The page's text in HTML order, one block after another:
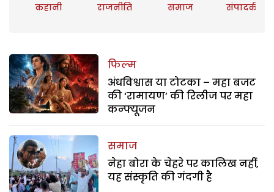
कहानी राजनीति समाज संपादकीय
फिल्म
अंधविश्वास या टोटका – महा बजट
की ‘रामायण’ की रिलीज पर महा
कन्फ्यूजन
समाज
नेहा बोरा के चेहरे पर कालिख नहीं,
यह संस्कृति की गंदगी है